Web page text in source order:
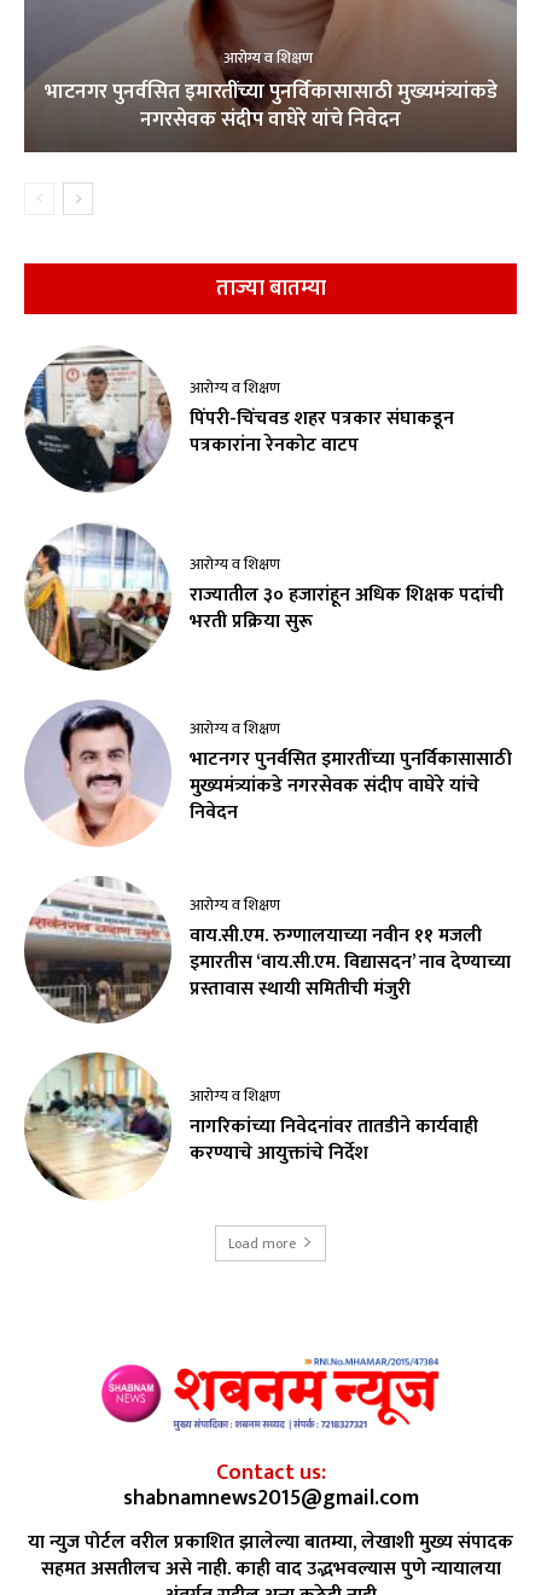
आरोग्य व शिक्षण
भाटनगर पुनर्वसित इमारतींच्या पुनर्विकासासाठी मुख्यमंत्र्यांकडे
नगरसेवक संदीप वाघेरे यांचे निवेदन
ताज्या बातम्या
आरोग्य व शिक्षण
पिंपरी-चिंचवड शहर पत्रकार संघाकडून
पत्रकारांना रेनकोट वाटप
आरोग्य व शिक्षण
राज्यातील ३० हजारांहून अधिक शिक्षक पदांची
भरती प्रक्रिया सुरू
आरोग्य व शिक्षण
भाटनगर पुनर्वसित इमारतींच्या पुनर्विकासासाठी
मुख्यमंत्र्यांकडे नगरसेवक संदीप वाघेरे यांचे
निवेदन
आरोग्य व शिक्षण
वाय.सी.एम. रुग्णालयाच्या नवीन ११ मजली
इमारतीस ‘वाय.सी.एम. विद्यासदन’ नाव देण्याच्या
प्रस्तावास स्थायी समितीची मंजुरी
आरोग्य व शिक्षण
नागरिकांच्या निवेदनांवर तातडीने कार्यवाही
करण्याचे आयुक्तांचे निर्देश
Load more
Contact us:
shabnamnews2015@gmail.com
या न्युज पोर्टल वरील प्रकाशित झालेल्या बातम्या, लेखाशी मुख्य संपादक
सहमत असतीलच असे नाही. काही वाद उद्भभवल्यास पुणे न्यायालया